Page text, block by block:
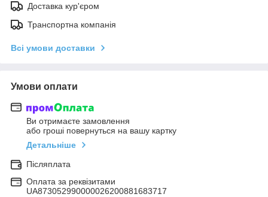
Доставка кур'єром
Транспортна компанія
Всі умови доставки
Умови оплати
Ви отримаєте замовлення
або гроші повернуться на вашу картку
Детальніше
Післяплата
Оплата за реквізитами
UA873052990000026200881683717